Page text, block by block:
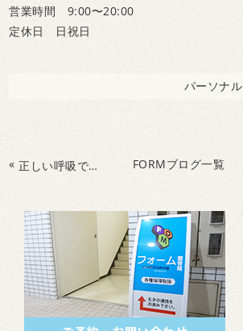
営業時間 9:00〜20:00
定休日 日祝日
パーソナ
« 正しい呼吸で健康に FORMブログ一覧